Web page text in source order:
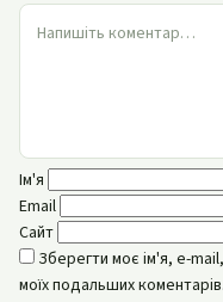
Ім'я
Email
Сайт
Зберегти моє ім'я, e-
моїх подальших коментарів.